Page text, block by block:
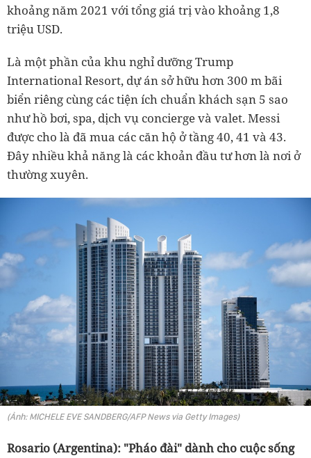
khoảng năm 2021 với tổng giá trị vào khoảng 1,8
triệu USD.
Là một phần của khu nghỉ dưỡng Trump
International Resort, dự án sở hữu hơn 300 m bãi
biển riêng cùng các tiện ích chuẩn khách sạn 5 sao
như hồ bơi, spa, dịch vụ concierge và valet. Messi
được cho là đã mua các căn hộ ở tầng 40, 41 và 43.
Đây nhiều khả năng là các khoản đầu tư hơn là nơi ở
thường xuyên.
(Ảnh: MICHELE EVE SANDBERG/AFP News via Getty Images)
Rosario (Argentina): "Pháo đài" dành cho cuộc sống